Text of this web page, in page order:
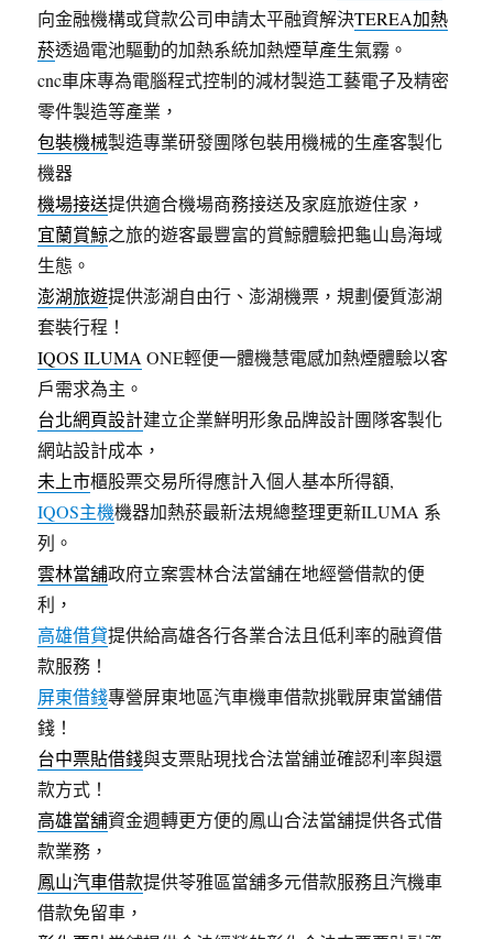
向金融機構或貸款公司申請太平融資解決TEREA加熱
菸透過電池驅動的加熱系統加熱煙草產生氣霧。
cnc車床專為電腦程式控制的減材製造工藝電子及精密
零件製造等產業，
包裝機械製造專業研發團隊包裝用機械的生產客製化
機器
機場接送提供適合機場商務接送及家庭旅遊住家，
宜蘭賞鯨之旅的遊客最豐富的賞鯨體驗把龜山島海域
生態。
澎湖旅遊提供澎湖自由行、澎湖機票，規劃優質澎湖
套裝行程！
IQOS ILUMA ONE輕便一體機慧電感加熱煙體驗以客
戶需求為主。
台北網頁設計建立企業鮮明形象品牌設計團隊客製化
網站設計成本，
未上市櫃股票交易所得應計入個人基本所得額,
IQOS主機機器加熱菸最新法規總整理更新ILUMA 系
列。
雲林當舖政府立案雲林合法當舖在地經營借款的便
利，
高雄借貸提供給高雄各行各業合法且低利率的融資借
款服務！
屏東借錢專營屏東地區汽車機車借款挑戰屏東當舖借
錢！
台中票貼借錢與支票貼現找合法當舖並確認利率與還
款方式！
高雄當舖資金週轉更方便的鳳山合法當舖提供各式借
款業務，
鳳山汽車借款提供苓雅區當舖多元借款服務且汽機車
借款免留車，